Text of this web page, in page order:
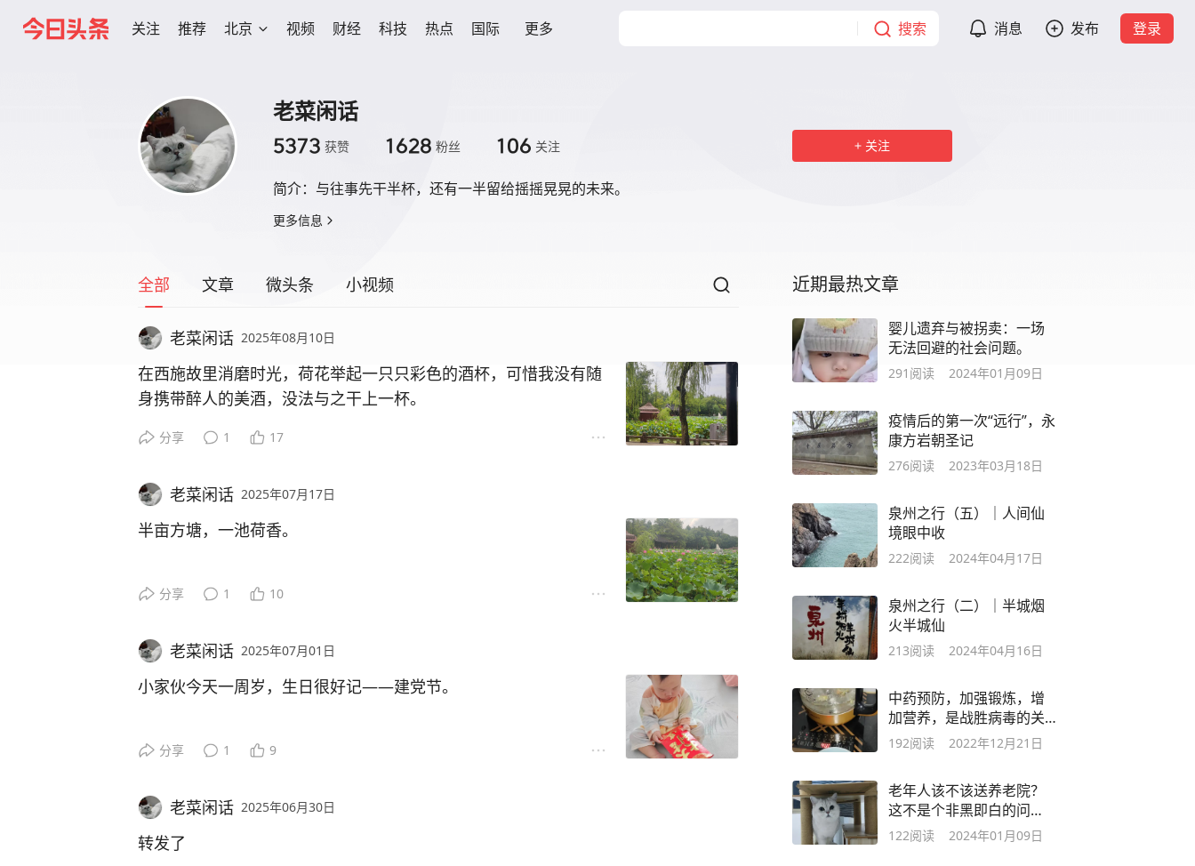
关注 推荐 北京 视频 财经 科技 热点 国际 更多 搜索 消息 发布 登录
老菜闲话
5373 获赞 1628 粉丝 106 关注
简介： 与往事先干半杯，还有一半留给摇摇晃晃的未来。
更多信息
关注
全部 文章 微头条 小视频
老菜闲话 2025年08月10日
在西施故里消磨时光，荷花举起一只只彩色的酒杯，可惜我没有随
身携带醉人的美酒，没法与之干上一杯。
杨柳随风搔头，荷叶掀起裙摆，这是一场风情外溢的盛况。
半亩方塘，一池荷香。在游客眼里是风景，在我眼里只是日常。
分享 1 17
老菜闲话 2025年07月17日
半亩方塘，一池荷香。
分享 1 10
老菜闲话 2025年07月01日
小家伙今天一周岁，生日很好记——建党节。
就被沉甸甸的大红包所吸引。
看她拿着红包，翻来覆去、爱不释手的样子，十足一个小财迷的潜
质。
分享 1 9
老菜闲话 2025年06月30日
转发了
近期最热文章
婴儿遗弃与被拐卖：一场
无法回避的社会问题。
291 阅读 2024年01月09日
疫情后的第一次“远行”，永
康方岩朝圣记
276阅读 2023年03月18日
泉州之行（五）｜人间仙
境眼中收
222阅读 2024年04月17日
泉州之行（二）｜半城烟
火半城仙
213阅读 2024年04月16日
中药预防，加强锻炼，增
加营养，是战胜病毒的关
键。
192阅读 2022年12月21日
老年人该不该送养老院？
这不是个非黑即白的问
题。
122阅读 2024年01月09日